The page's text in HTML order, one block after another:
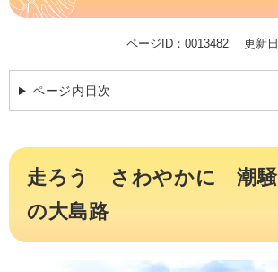
ページID：0013482 更新
ページ内目次
走ろう さわやかに 潮騒
の大島路